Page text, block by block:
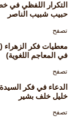
التكرار اللفظي في
حبيب شبيب الناصر
تصفح
معطيات فكر الزهراء
في المعاجم اللغوية)
تصفح
الدعاء في فكر
خليل خلف بشير
تصفح